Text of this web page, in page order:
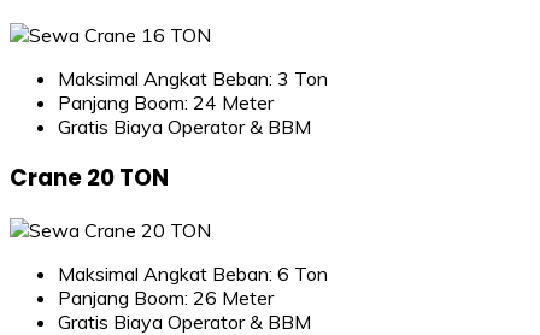
Maksimal Angkat Beban: 3 Ton
Panjang Boom: 24 Meter
Gratis Biaya Operator & BBM
Crane 20 TON
Maksimal Angkat Beban: 6 Ton
Panjang Boom: 26 Meter
Gratis Biaya Operator & BBM